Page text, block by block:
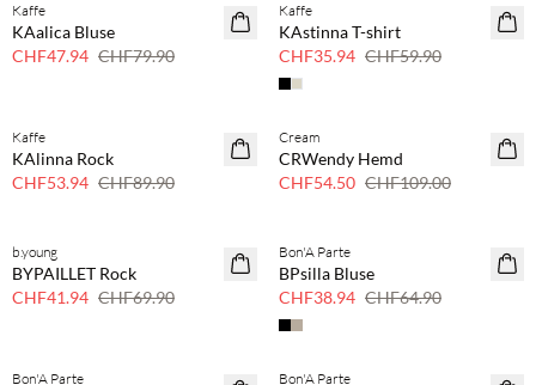
40 % Rabatt
Kaffe
KAalica Bluse
CHF47.94 CHF79.90
40 % Rabatt
Kaffe
KAstinna T-shirt
CHF35.94 CHF59.90
40 % Rabatt
Kaffe
KAlinna Rock
CHF53.94 CHF89.90
50 % Rabatt
Cream
CRWendy Hemd
CHF54.50 CHF109.00
40 % Rabatt
b.young
BYPAILLET Rock
CHF41.94 CHF69.90
40 % Rabatt
Bon'A Parte
BPsilla Bluse
CHF38.94 CHF64.90
Bon'A Parte Bon'A Parte